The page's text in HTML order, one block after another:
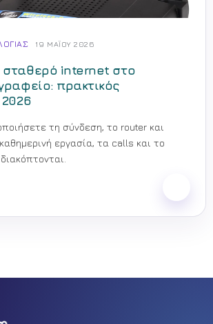
19 ΜΑΪ́ΟΥ 2026
σταθερό internet στο
πρακτικός
2026
τη σύνδεση, το router και
εργασία, τα calls και το